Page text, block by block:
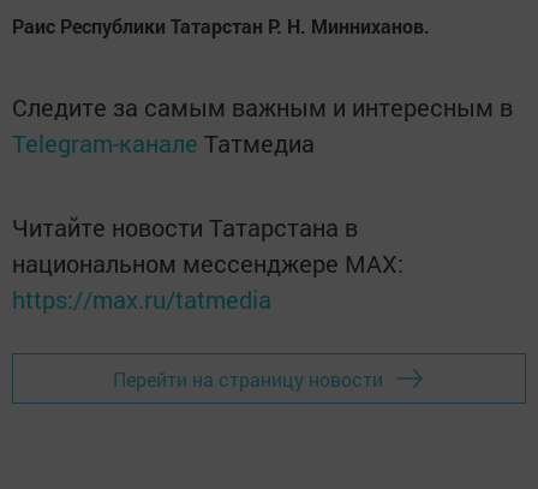
Раис Республики Татарстан Р. Н. Минниханов.
Следите за самым важным и интересным в
Telegram-канале Татмедиа
Читайте новости Татарстана в
национальном мессенджере MАХ:
https://max.ru/tatmedia
Перейти на страницу новости